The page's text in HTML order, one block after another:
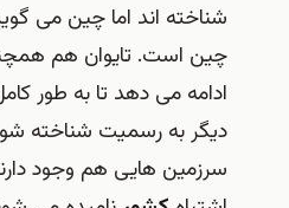
شناخته اند اما چین می
چین است. تایوان هم
ادامه می دهد تا به طور
دیگر به رسمیت شناخته
سرزمین هایی هم وجود